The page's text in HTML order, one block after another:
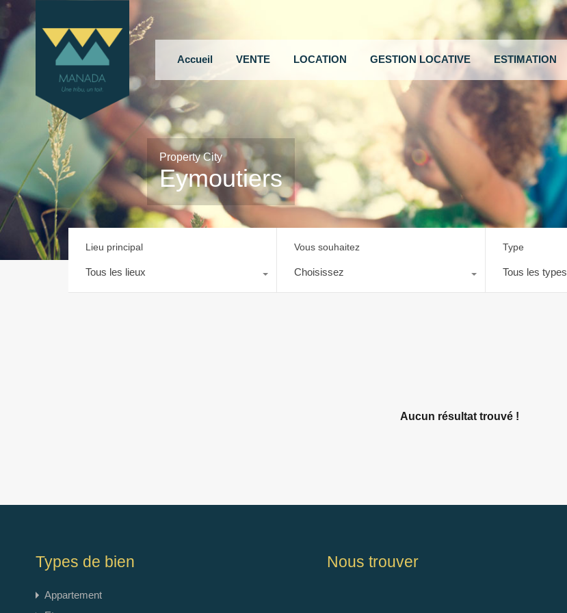
Accueil VENTE LOCATION GESTION LOCATIVE ESTIMATION
Property City
Eymoutiers
Lieu principal
Tous les lieux
Vous souhaitez
Choisissez
Type
Tous les types
Aucun résultat trouvé !
Types de bien
Appartement
Nous trouver